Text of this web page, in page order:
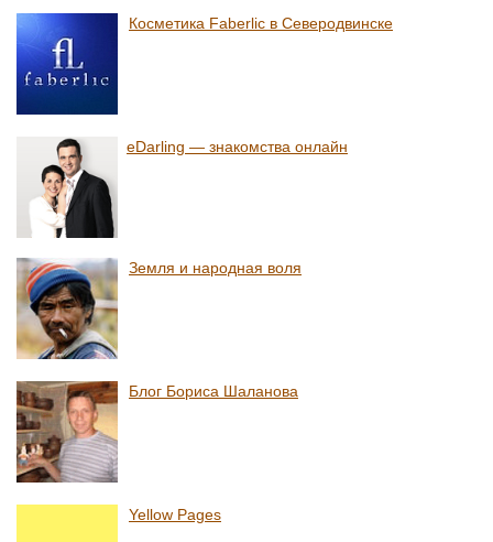
Косметика Faberlic в Северодвинске
eDarling — знакомства онлайн
Земля и народная воля
Блог Бориса Шаланова
Yellow Pages